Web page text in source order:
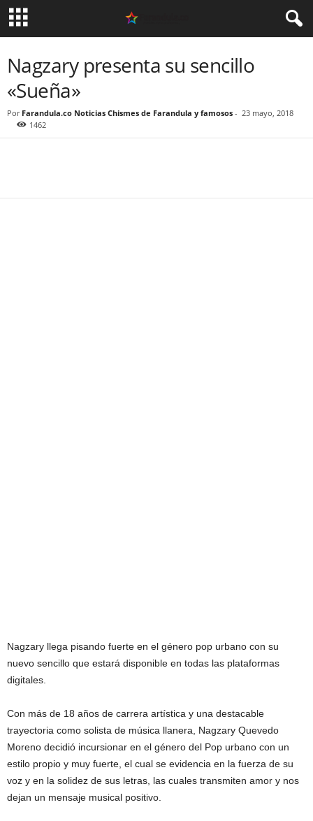
Nagzary presenta su sencillo
«Sueña»
Por Farandula.co Noticias Chismes de Farandula y famosos - 23 mayo, 2018
1462
Nagzary llega pisando fuerte en el género pop urbano con su
nuevo sencillo que estará disponible en todas las plataformas
digitales.
Con más de 18 años de carrera artística y una destacable
trayectoria como solista de música llanera, Nagzary Quevedo
Moreno decidió incursionar en el género del Pop urbano con un
estilo propio y muy fuerte, el cual se evidencia en la fuerza de su
voz y en la solidez de sus letras, las cuales transmiten amor y nos
dejan un mensaje musical positivo.